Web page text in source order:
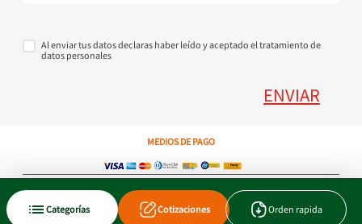
Categorías Cotizaciones Orden rapida
Al enviar tus datos declaras haber leído y aceptado el tratamiento de
datos personales
ENVIAR
MEDIOS DE PAGO
Copyright © 2023 JEN SA. Derechos Reservados. Util.com.co.